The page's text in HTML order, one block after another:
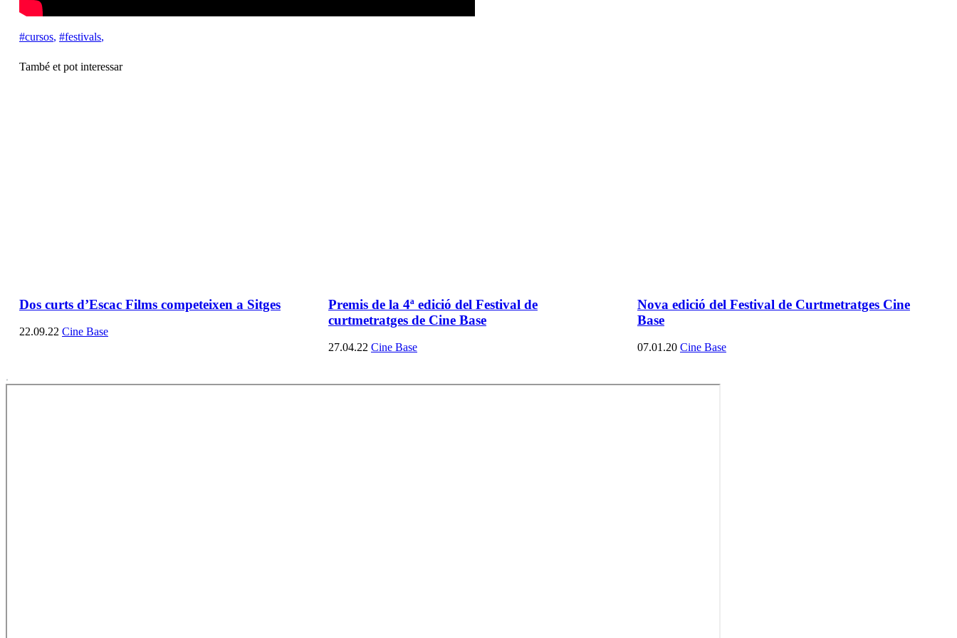
#cursos, #festivals,
També et pot interessar
Dos curts d’Escac Films competeixen a Sitges
22.09.22 Cine Base
Premis de la 4ª edició del Festival de
curtmetratges de Cine Base
27.04.22 Cine Base
Nova edició del Festival de Curtmetratges Cine
Base
07.01.20 Cine Base